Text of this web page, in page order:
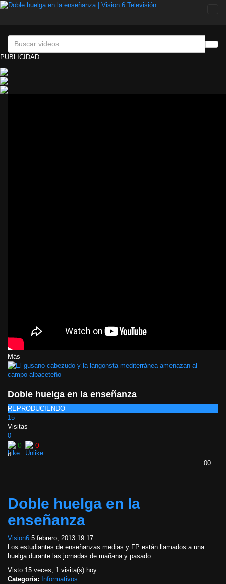
PUBLICIDAD
Más
Doble huelga en la enseñanza
REPRODUCIENDO
15
Visitas
0
0 0
00
Doble huelga en la
enseñanza
Vision6 5 febrero, 2013 19:17
Los estudiantes de enseñanzas medias y FP están llamados a una
huelga durante las jornadas de mañana y pasado
Visto 15 veces, 1 visita(s) hoy
Categoría: Informativos